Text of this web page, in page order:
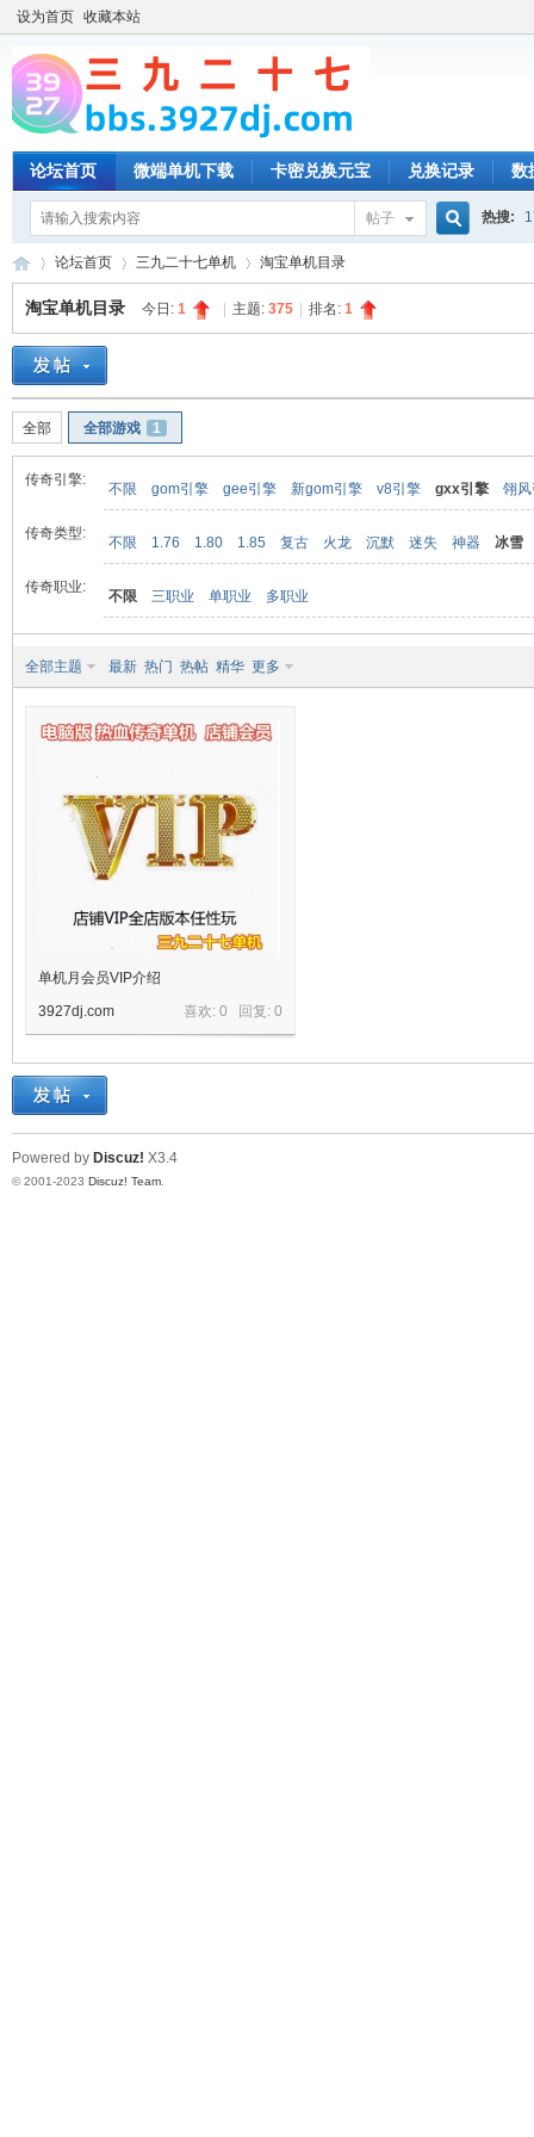
设为首页 收藏本站
论坛首页 微端单机下载 卡密兑换元宝 兑换记录 数
帖子 热搜:
十
»
论坛首页 三九二十七单机 淘宝单机目录
淘宝单机目录 今日: 1 主题: 375 排名: 1
全部 全部游戏 1
传奇引擎:
不限 gom引擎 gee引擎 新gom引擎 v8引擎 gxx引擎 翎
传奇类型:
不限 1.76 1.80 1.85 复古 火龙 沉默 迷失 神器 冰雪
传奇职业:
不限 三职业 单职业 多职业
全部主题 最新 热门 热帖 精华 更多
单机月会员VIP介绍
喜欢: 0 回复: 0
3927dj.com
Powered by Discuz! X3.4
© 2001-2023 Discuz! Team.